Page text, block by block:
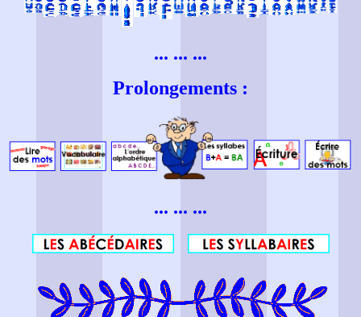
... ... ...
Prolongements :
... ... ...